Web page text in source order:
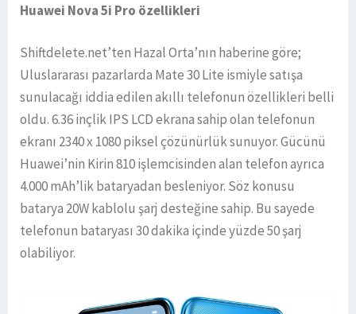
Huawei Nova 5i Pro özellikleri
Shiftdelete.net’ten Hazal Orta’nın haberine göre;
Uluslararası pazarlarda Mate 30 Lite ismiyle satışa
sunulacağı iddia edilen akıllı telefonun özellikleri belli
oldu. 6.36 inçlik IPS LCD ekrana sahip olan telefonun
ekranı 2340 x 1080 piksel çözünürlük sunuyor. Gücünü
Huawei’nin Kirin 810 işlemcisinden alan telefon ayrıca
4.000 mAh’lik bataryadan besleniyor. Söz konusu
batarya 20W kablolu şarj desteğine sahip. Bu sayede
telefonun bataryası 30 dakika içinde yüzde 50 şarj
olabiliyor.